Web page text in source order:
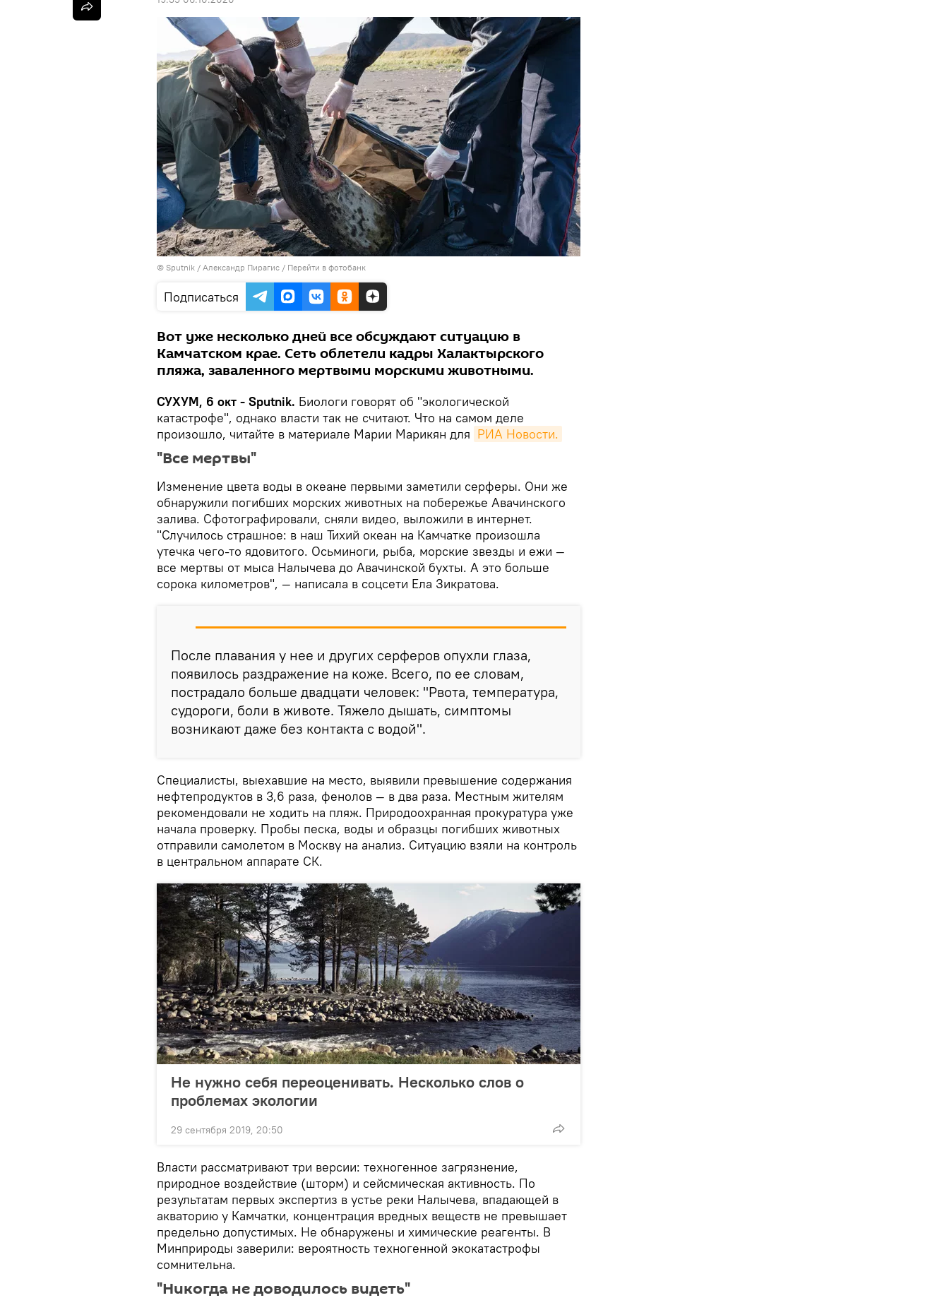
© Sputnik / Александр Пирагис / Перейти в фотобанк
Подписаться
Вот уже несколько дней все обсуждают ситуацию в
Камчатском крае. Сеть облетели кадры Халактырского
пляжа, заваленного мертвыми морскими животными.
СУХУМ, 6 окт - Sputnik. Биологи говорят об "экологической
катастрофе", однако власти так не считают. Что на самом деле
произошло, читайте в материале Марии Марикян для РИА Новости.
"Все мертвы"
Изменение цвета воды в океане первыми заметили серферы. Они же
обнаружили погибших морских животных на побережье Авачинского
залива. Сфотографировали, сняли видео, выложили в интернет.
"Случилось страшное: в наш Тихий океан на Камчатке произошла
утечка чего-то ядовитого. Осьминоги, рыба, морские звезды и ежи —
все мертвы от мыса Налычева до Авачинской бухты. А это больше
сорока километров", — написала в соцсети Ела Зикратова.
После плавания у нее и других серферов опухли глаза,
появилось раздражение на коже. Всего, по ее словам,
пострадало больше двадцати человек: "Рвота, температура,
судороги, боли в животе. Тяжело дышать, симптомы
возникают даже без контакта с водой".
Специалисты, выехавшие на место, выявили превышение содержания
нефтепродуктов в 3,6 раза, фенолов — в два раза. Местным жителям
рекомендовали не ходить на пляж. Природоохранная прокуратура уже
начала проверку. Пробы песка, воды и образцы погибших животных
отправили самолетом в Москву на анализ. Ситуацию взяли на контроль
в центральном аппарате СК.
Не нужно себя переоценивать. Несколько слов о
проблемах экологии
29 сентября 2019, 20:50
Власти рассматривают три версии: техногенное загрязнение,
природное воздействие (шторм) и сейсмическая активность. По
результатам первых экспертиз в устье реки Налычева, впадающей в
акваторию у Камчатки, концентрация вредных веществ не превышает
предельно допустимых. Не обнаружены и химические реагенты. В
Минприроды заверили: вероятность техногенной экокатастрофы
сомнительна.
"Никогда не доводилось видеть"